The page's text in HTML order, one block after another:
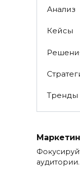
Анализ
Кейсы
Тренды
аудитории.